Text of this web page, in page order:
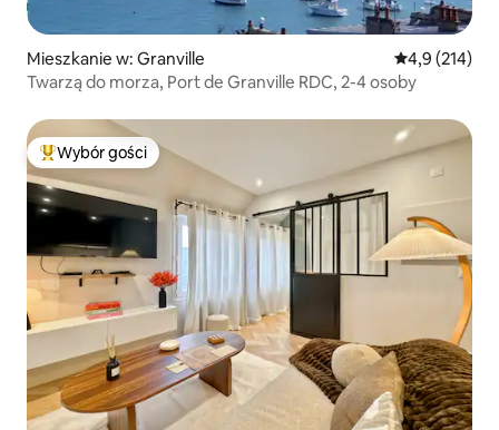
Mieszkanie w: Granville Średnia
4,9 (214)
Twarzą do morza, Port de Granville RDC, 2-4 osoby
Najpopularniejsze z kategorii Wybór gości
Wybór gości